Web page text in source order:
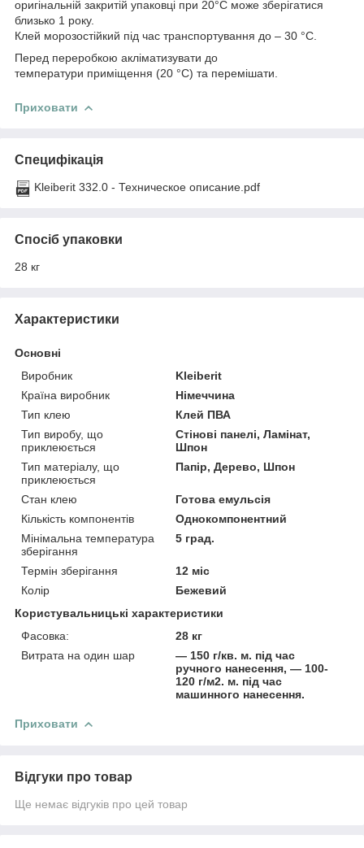
оригінальній закритій упаковці при 20°С може зберігатися
близько 1 року.
Клей морозостійкий під час транспортування до – 30 °С.
Перед переробкою акліматизувати до
температури приміщення (20 °С) та перемішати.
Приховати
Специфікація
Kleiberit 332.0 - Техническое описание.pdf
Спосіб упаковки
28 кг
Характеристики
Основні
Виробник
Kleiberit
Країна виробник
Німеччина
Тип клею
Клей ПВА
Тип виробу, що
приклеюється
Стінові панелі, Ламінат,
Шпон
Тип матеріалу, що
приклеюється
Папір, Дерево, Шпон
Стан клею
Готова емульсія
Кількість компонентів
Однокомпонентний
Мінімальна температура
зберігання
5 град.
Термін зберігання
12 міс
Колір
Бежевий
Користувальницькі характеристики
Фасовка:
28 кг
Витрата на один шар
— 150 г/кв. м. під час
ручного нанесення, — 100-
120 г/м2. м. під час
машинного нанесення.
Приховати
Відгуки про товар
Ще немає відгуків про цей товар